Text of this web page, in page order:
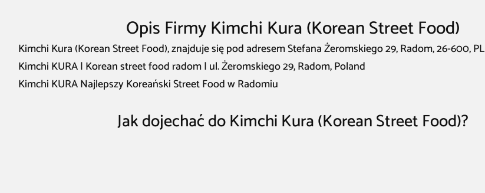
Opis Firmy Kimchi Kura (Korean Street Food)
Kimchi Kura (Korean Street Food), znajduje się pod adresem Stefana Żeromskiego 29, Radom, 26-600, PL
Kimchi KURA | Korean street food radom | ul. Żeromskiego 29, Radom, Poland
Kimchi KURA Najlepszy Koreański Street Food w Radomiu
Jak dojechać do Kimchi Kura (Korean Street Food)?